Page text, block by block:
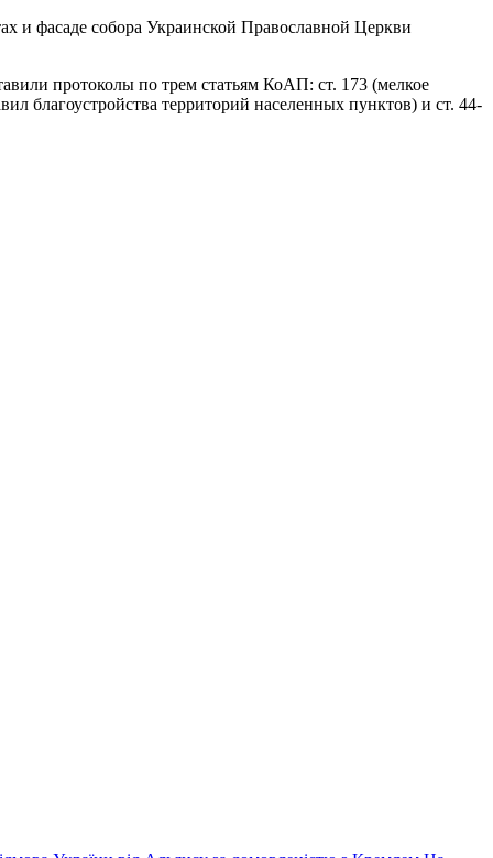
и фасаде собора Украинской Православной Церкви
протоколы по трем статьям КоАП: ст. 173 (мелкое
благоустройства территорий населенных пунктов) и ст. 44-